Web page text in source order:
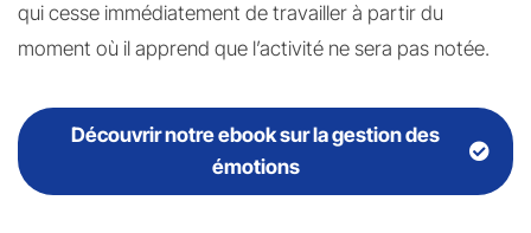
qui cesse immédiatement de travailler à partir du
moment où il apprend que l’activité ne sera pas notée.
Découvrir notre ebook sur la gestion des
émotions